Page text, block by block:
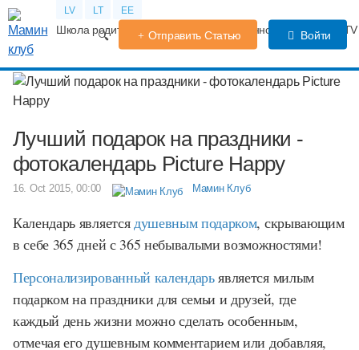
LV LT EE
Школа родителей Календарь беременности Форум
Отправить Статью Войти
Лучший подарок на праздники -
фотокалендарь Picture Happy
16. Oct 2015, 00:00 Мамин Клуб
Календарь являетсядушевным подарком, скрывающим
в себе 365 дней с 365 небывалыми возможностями!
Персонализированный календарь является милым
подарком на праздники для семьи и друзей, где
каждый день жизни можно сделать особенным,
отмечая его душевным комментарием или добавляя,